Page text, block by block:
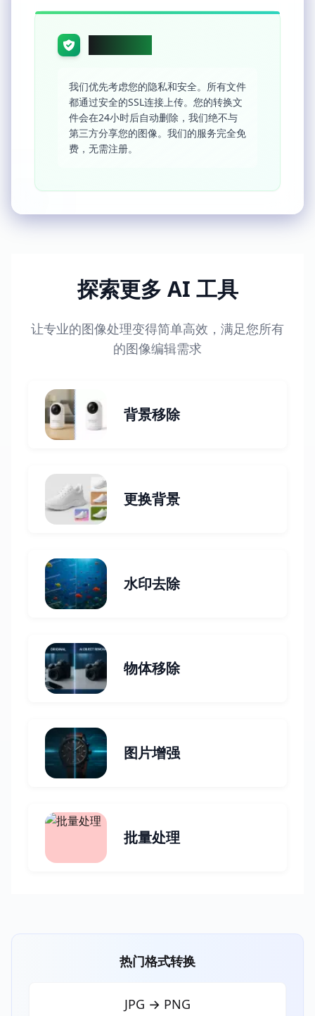
我们优先考虑您的隐私和安全。所有文件
都通过安全的SSL连接上传。您的转换文
件会在24小时后自动删除，我们绝不与
第三方分享您的图像。我们的服务完全免
费，无需注册。
探索更多 AI 工具
让专业的图像处理变得简单高效，满足您所有
的图像编辑需求
背景移除
更换背景
水印去除
物体移除
图片增强
批量处理
热门格式转换
JPG → PNG